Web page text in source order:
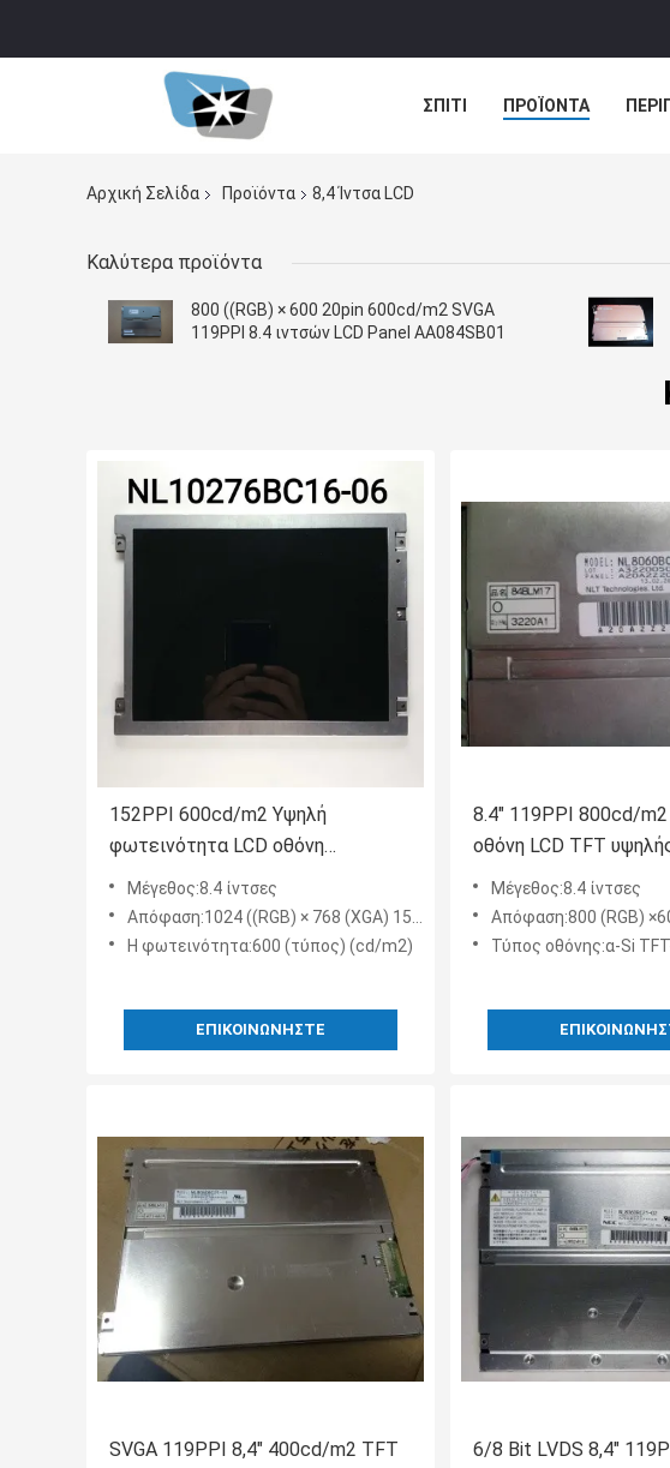
ΣΠΊΤΙ ΠΡΟΪΌΝΤΑ
Αρχική Σελίδα
Προϊόντα 8,4 Ίντσα LCD
Καλύτερα προϊόντα
800 ((RGB) × 600 20pin 600cd/m2 SVGA
119PPI 8.4 ιντσών LCD Panel AA084SB01
152PPI 600cd/m2 Υψηλή
φωτεινότητα LCD οθόνη
NL10276BC16-06
Μέγεθος:8.4 ίντσες
Απόφαση:1024 ((RGB) × 768 (XGA) 152PPI
Η φωτεινότητα:600 (τύπος) (cd/m2)
ΕΠΙΚΟΙΝΩΝΉΣΤΕ
8.4" 119PPI 800cd/m2
οθόνη LCD TFT
φωτεινότητας
Μέγεθος:8.4 ίντσες
Απόφαση:800 (RGB)
Τύπος οθόνης:α-Si
SVGA 119PPI 8,4" 400cd/m2 TFT
6/8 Bit LVDS 8,4"